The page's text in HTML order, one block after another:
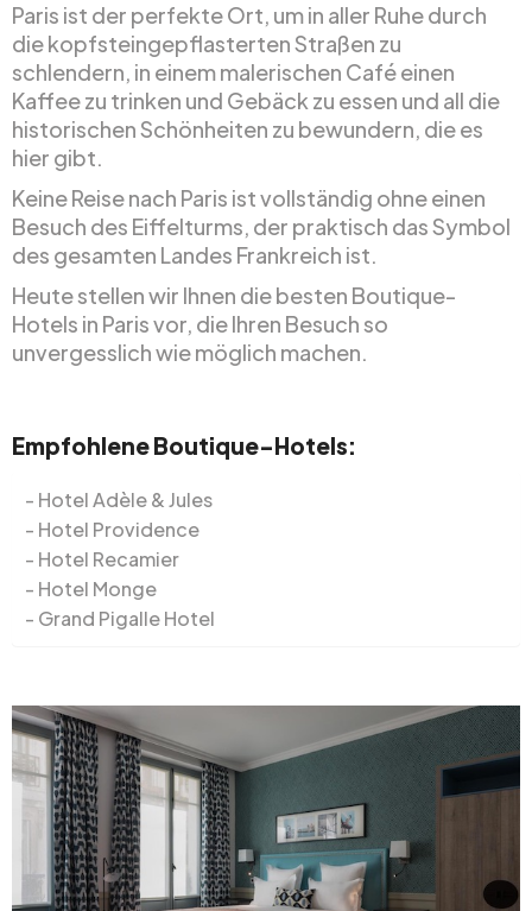
Paris ist der perfekte Ort, um in aller Ruhe durch
die kopfsteingepflasterten Straßen zu
schlendern, in einem malerischen Café einen
Kaffee zu trinken und Gebäck zu essen und all die
historischen Schönheiten zu bewundern, die es
hier gibt.
Keine Reise nach Paris ist vollständig ohne einen
Besuch des Eiffelturms, der praktisch das Symbol
des gesamten Landes Frankreich ist.
Heute stellen wir Ihnen die besten Boutique-
Hotels in Paris vor, die Ihren Besuch so
unvergesslich wie möglich machen.
Empfohlene Boutique-Hotels:
Hotel Adèle & Jules
Hotel Providence
Hotel Recamier
Hotel Monge
Grand Pigalle Hotel